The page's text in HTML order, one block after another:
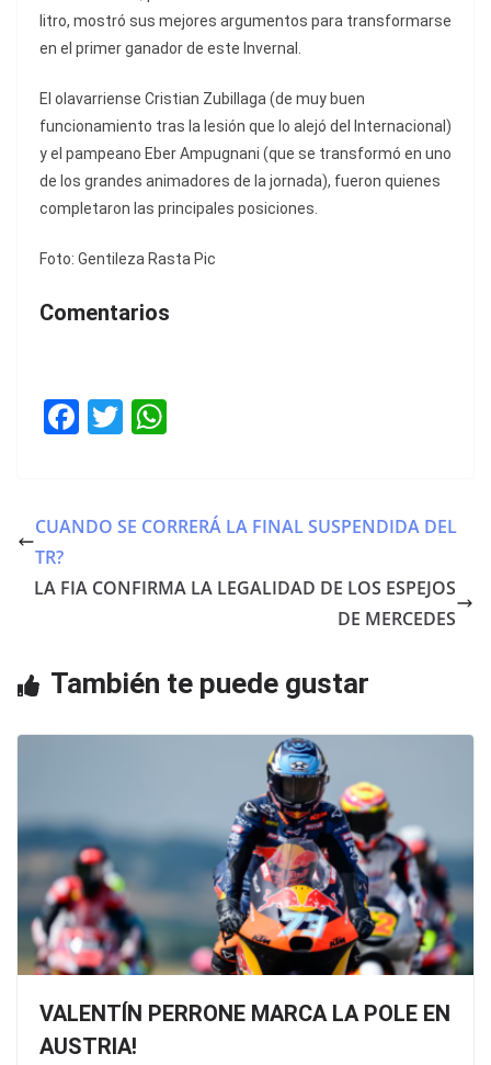
litro, mostró sus mejores argumentos para transformarse
en el primer ganador de este Invernal.
El olavarriense Cristian Zubillaga (de muy buen
funcionamiento tras la lesión que lo alejó del Internacional)
y el pampeano Eber Ampugnani (que se transformó en uno
de los grandes animadores de la jornada), fueron quienes
completaron las principales posiciones.
Foto: Gentileza Rasta Pic
Comentarios
F
e
o
T
er s
p
CUANDO SE CORRERÁ LA FINAL SUSPENDIDA DEL
TR?
LA FIA CONFIRMA LA LEGALIDAD DE LOS ESPEJOS
DE MERCEDES
También te puede gustar
VALENTÍN PERRONE MARCA LA POLE EN
AUSTRIA!